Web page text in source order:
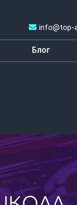
info@top-
Блог